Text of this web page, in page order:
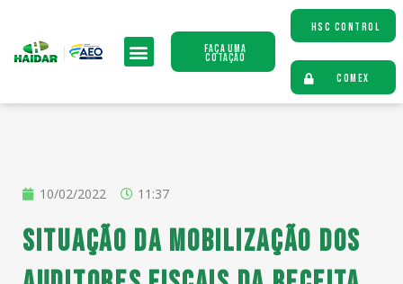
Faça uma
Cotação
HSC CONTROL
COMEX
10/02/2022 11:37
Situação da mobilização dos